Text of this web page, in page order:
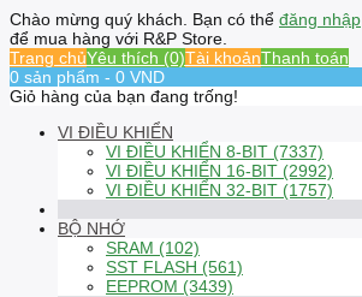
Chào mừng quý khách. Bạn có thể đăng nhập
để mua hàng với R&P Store.
Trang chủYêu thích (0)Tài khoảnThanh toán
0 sản phẩm - 0 VND
Giỏ hàng của bạn đang trống!
VI ĐIỀU KHIỂN
VI ĐIỀU KHIỂN 8-BIT (7337)
VI ĐIỀU KHIỂN 16-BIT (2992)
VI ĐIỀU KHIỂN 32-BIT (1757)
BỘ NHỚ
SRAM (102)
SST FLASH (561)
EEPROM (3439)